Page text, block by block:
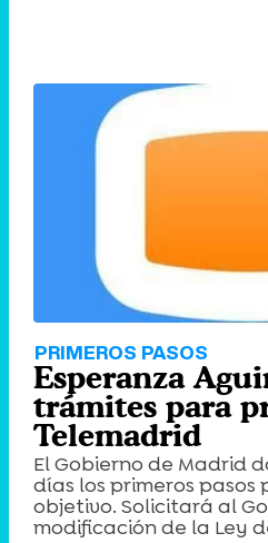
PRIMEROS PASOS
Esperanza
trámites para
Telemadrid
El Gobierno de Madrid
días los primeros
objetivo. Solicitará al
modificación de la Ley